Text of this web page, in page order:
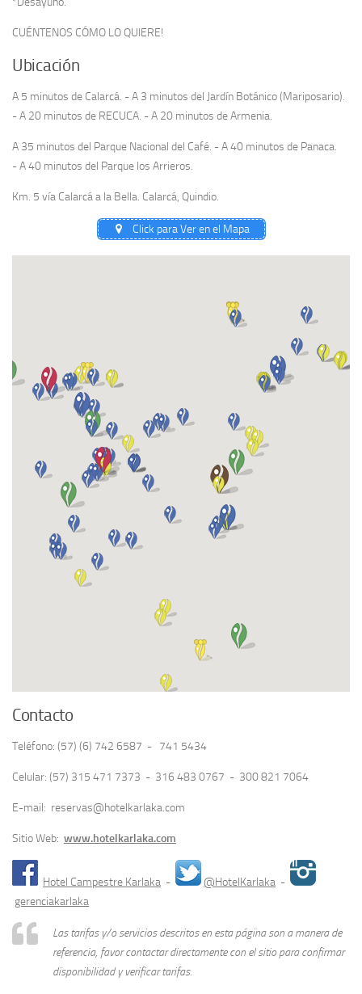
CUÉNTENOS CÓMO LO QUIERE!
Ubicación
A 5 minutos de Calarcá. - A 3 minutos del Jardín Botánico (Mariposario).
- A 20 minutos de RECUCA. - A 20 minutos de Armenia.
A 35 minutos del Parque Nacional del Café. - A 40 minutos de Panaca.
- A 40 minutos del Parque los Arrieros.
Km. 5 vía Calarcá a la Bella. Calarcá, Quindio.
Click para Ver en el Mapa
Contacto
Teléfono: (57) (6) 742 6587 - 741 5434
Celular: (57) 315 471 7373 - 316 483 0767 - 300 821 7064
E-mail: reservas@hotelkarlaka.com
Sitio Web: www.hotelkarlaka.com
Hotel Campestre Karlaka - @HotelKarlaka -
gerenciakarlaka
Las tarifas y/o servicios descritos en esta página son a manera de
referencia, favor contactar directamente con el sitio para confirmar
disponibilidad y verificar tarifas.